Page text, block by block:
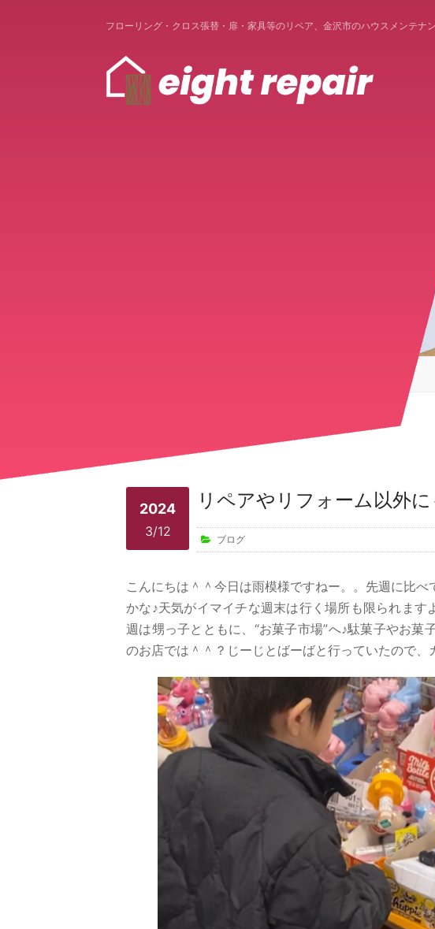
フローリング・クロス張替・扉・家具等のリペア、金沢市のハウスメンテナ
2024
3/12
リペアやリフォーム以外に
ブログ
こんにちは＾＾今日は雨模様ですねー。。先週に比
かな♪天気がイマイチな週末は行く場所も限られま
週は甥っ子とともに、“お菓子市場”へ♪駄菓子やお
のお店では＾＾？じーじとばーばと行っていたので、